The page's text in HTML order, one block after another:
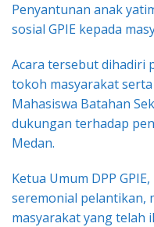
Penyantunan anak
sosial GPIE kepada
Acara tersebut dihadiri
tokoh masyarakat
Mahasiswa Batahan
dukungan terhadap
Medan.
Ketua Umum DPP
seremonial pelantikan,
masyarakat yang telah